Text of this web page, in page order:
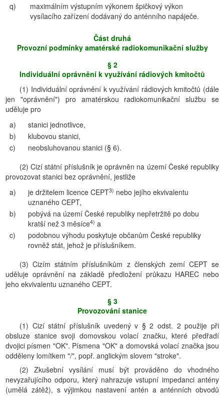
q)
maximálním výstupním výkonem špičkový výkon
vysílacího zařízení dodávaný do anténního napáječe.
Část druhá
Provozní podmínky amatérské radiokomunikační služby
§ 2
Individuální oprávnění k využívání rádiových kmitočtů
(1) Individuální oprávnění k využívání rádiových kmitočtů (dále
jen "oprávnění") pro amatérskou radiokomunikační službu se
uděluje pro
a)
stanici jednotlivce,
b)
klubovou stanici,
c)
neobsluhovanou stanici (§ 6).
(2) Cizí státní příslušník je oprávněn na území České republiky
provozovat stanici bez oprávnění, jestliže
a)
je držitelem licence CEPT3) nebo jejího ekvivalentu
uznaného CEPT,
b)
pobývá na území České republiky nepřetržitě po dobu
kratší než 3 měsíce4) a
c)
podobnou výhodu poskytuje občanům České republiky
rovněž stát, jehož je příslušníkem.
(3) Cizím státním příslušníkům z členských zemí CEPT se
uděluje oprávnění na základě předložení průkazu HAREC nebo
jeho ekvivalentu uznaného CEPT.
§ 3
Provozování stanice
(1) Cizí státní příslušník uvedený v § 2 odst. 2 použije při
obsluze stanice svoji domovskou volací značku, které předřadí
dvojici písmen "OK". Písmena "OK" a domovská volací značka jsou
odděleny lomítkem "/", popř. anglickým slovem "stroke".
(2) Zkušební vysílání musí být prováděno do vhodného
nevyzařujícího odporu, který nahrazuje vstupní impedanci antény
(umělá zátěž), s výjimkou nastavení antén a anténních obvodů